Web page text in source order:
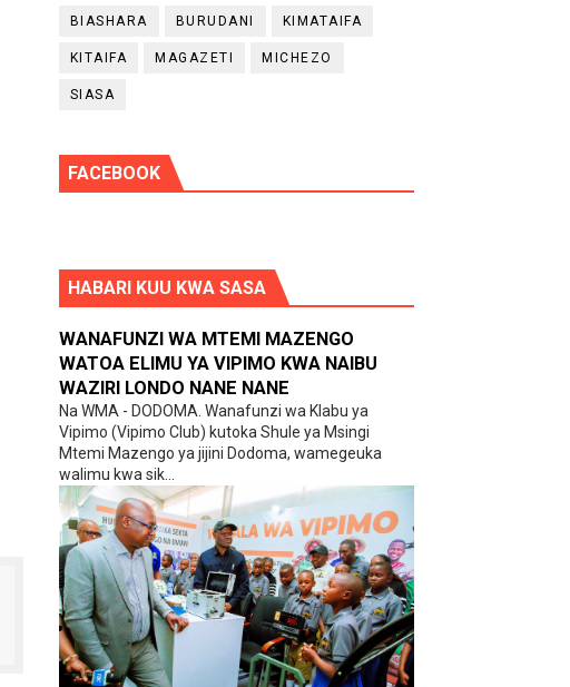
BIASHARA BURUDANI KIMATAIFA
KITAIFA MAGAZETI MICHEZO
SIASA
FACEBOOK
HABARI KUU KWA SASA
WANAFUNZI WA MTEMI MAZENGO
WATOA ELIMU YA VIPIMO KWA NAIBU
WAZIRI LONDO NANE NANE
Na WMA - DODOMA. Wanafunzi wa Klabu ya
Vipimo (Vipimo Club) kutoka Shule ya Msingi
Mtemi Mazengo ya jijini Dodoma, wamegeuka
walimu kwa sik...